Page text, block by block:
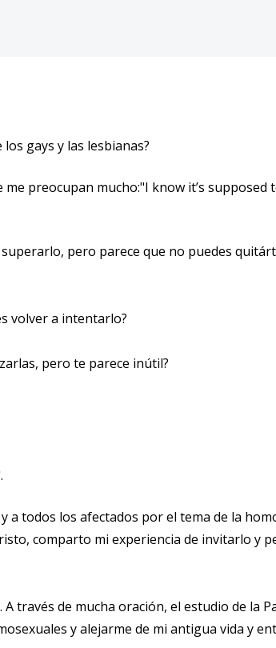
gays y las lesbianas?
preocupan mucho:"I know it’s
pero parece que no puedes
volver a intentarlo?
pero te parece inútil?
a todos los afectados por el tema de la
comparto mi experiencia de invitarlo y
través de mucha oración, el estudio de la
y alejarme de mi antigua vida y